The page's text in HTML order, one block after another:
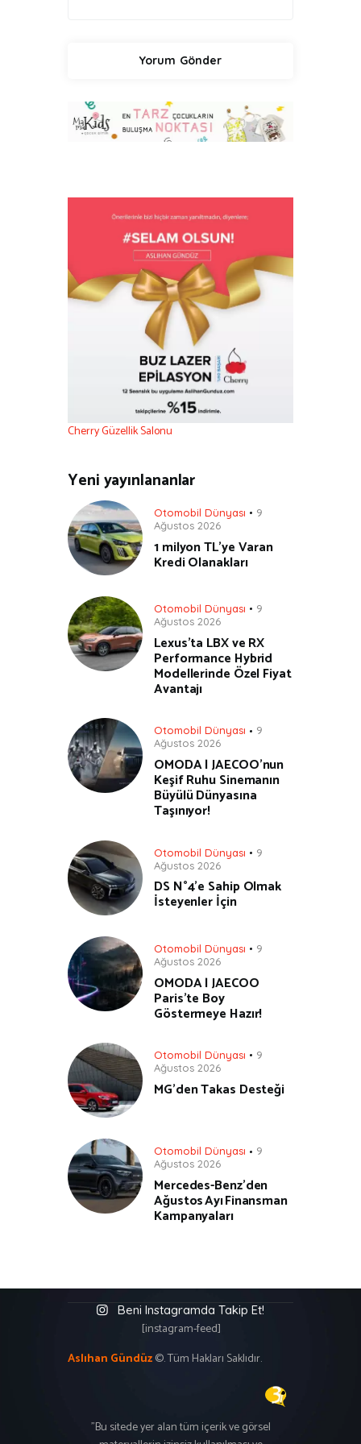
Cherry Güzellik Salonu
Yeni yayınlananlar
Otomobil Dünyası
9
Ağustos 2026
1 milyon TL’ye Varan
Kredi Olanakları
Otomobil Dünyası
9
Ağustos 2026
Lexus’ta LBX ve RX
Performance Hybrid
Modellerinde Özel Fiyat
Avantajı
Otomobil Dünyası
9
Ağustos 2026
OMODA | JAECOO’nun
Keşif Ruhu Sinemanın
Büyülü Dünyasına
Taşınıyor!
Otomobil Dünyası
9
Ağustos 2026
DS N°4’e Sahip Olmak
İsteyenler İçin
Otomobil Dünyası
9
Ağustos 2026
OMODA | JAECOO
Paris’te Boy
Göstermeye Hazır!
Otomobil Dünyası
9
Ağustos 2026
MG’den Takas Desteği
Otomobil Dünyası
9
Ağustos 2026
Mercedes-Benz’den
Ağustos Ayı Finansman
Kampanyaları
Beni Instagramda Takip Et!
[instagram-feed]
Aslıhan Gündüz©. Tüm Hakları Saklıdır.
"Bu sitede yer alan tüm içerik ve görsel